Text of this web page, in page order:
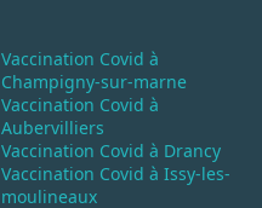
Vaccination Covid à
Champigny-sur-marne
Vaccination Covid à
Aubervilliers
Vaccination Covid à Drancy
Vaccination Covid à Issy-les-
moulineaux